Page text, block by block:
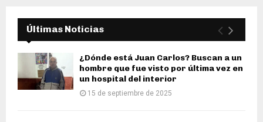
Últimas Noticias
¿Dónde está Juan Carlos? Buscan a un
hombre que fue visto por última vez en
un hospital del interior
15 de septiembre de 2025